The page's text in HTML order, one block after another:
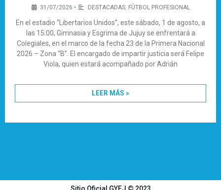
31/07/2026 • DESTACADAS, FÚTBOL PROFESIONAL
En el estadio “Libertarios Unidos”, este sábado, 1 de agosto, a
las 15:00, Gimnasia y Esgrima de Jujuy se enfrentará a
Colegiales, en el marco de la fecha 23 de la Primera Nacional
2026 – Zona “B”. El encargado de impartir justicia será Felipe
Viola, quien estará acompañado por Adrián
LEER MÁS »
Sitio Oficial GYEJ © 2023